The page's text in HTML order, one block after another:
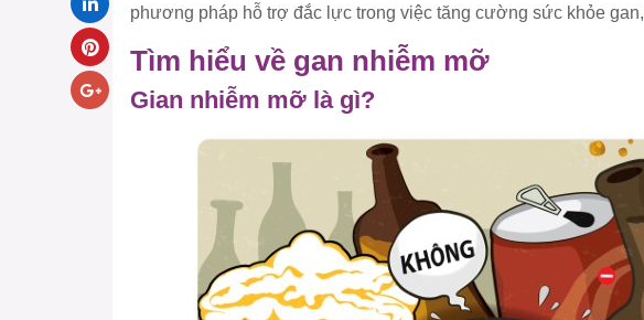
phương pháp hỗ trợ đắc lực trong việc tăng cường sức khỏe gan,
Tìm hiểu về gan nhiễm mỡ
Gian nhiễm mỡ là gì?